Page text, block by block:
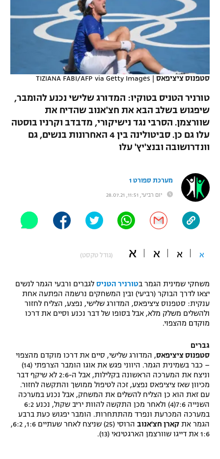
תוצאות
לוח שידורים
"מעל הליגה" – פודקאסט
תקנון משתתפים וזוכים בפרסים
תקנון עבור פעילות אלקטרה
תקנון עבור פעילות ספורט 1 – "מרלן"
טניס
תנאי שימוש
מדיניות פרטיות
תקנון פעילות ספורט 1
נבחרת ישראל
בית"ר ירושלים
מכבי תל אביב
הפועל תל אביב
הפועל חיפה
מכבי נתניה
בני יהודה
ליגה ספרדית
ליגה איטלקית
ליגה צרפתית
ליגה סינית
ליגות נוספות
כדורסל נשים
מכבי תל אביב
הפועל ירושלים
דני אבדיה
יורוליג
כדורעף
שחייה
ג'ודו
אגרוף
UFC
היאבקות WWE
כדורמים
פוטבול אמריקאי NFL
ספורט אתגרי ואקסטרים
אומנויות לחימה
גיימינג E-Sports
סטפנוס ציציפאס |
TIZIANA FABI/AFP via Getty Images
טורניר הטניס בטוקיו: המדורג שלישי נכנע להומבר,
שיפגוש בשלב הבא את חצ'אנוב שהדיח את
שוורצמן. הסרבי נגד נישיקורי, מדבדב וקרניו בוסטה
עלו גם כן. סביטולינה בין 4 האחרונות בנשים, גם
וונדרושובה ובנצ'יץ' עלו
מערכת ספורט 1
יום רביעי, 11:51, 28.07.21
א א א א (גודל טקסט)
משחקי שמינית הגמר בטורניר הטניס לגברים ורבעי הגמר לנשים
יצאו לדרך הבוקר (רביעי) ובין המשחקים נרשמה הפתעה אחת
ענקית: סטפנוס ציציפאס, המדורג שלישי, נפצע, הצליח לחזור
ולהשלים משלק מלא, אבל בסופו של דבר נכנע וסיים את דרכו
מוקדם מהצפוי.
גברים
סטפנוס ציציפאס, המדורג שלישי, סיים את דרכו מוקדם מהצפוי
– כבר בשמינית הגמר. היווני פגש את אוגו הומבר הצרפתי (14)
וניצח את המערכה הראשונה בקלילות, אבל ה-2:6 לא שיקף דבר
מכיוון שאז ציציפאס נפצע, זכה לטיפול ממושך והתקשה לחזור.
עם זאת הוא כן הצליח להשלים את המשחק, אבל נכנע במערכה
השנייה 7:6(4) ולאחר מכן התקשה להוות יריב שקול, נכנע 6:2
במערכה המכרעת ונפרד מהתתחרות. הומבר יפגוש כעת ברבע
הגמר את קארן חצ'אנוב
הרוסי (25) שניצח לאחר שעתיים 1:6, 6:2,
1:6 את דייגו שוורצמן הארגטינאי (13).